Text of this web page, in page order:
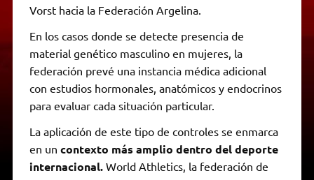
Vorst hacia la Federación Argelina.
En los casos donde se detecte presencia de
material genético masculino en mujeres, la
federación prevé una instancia médica adicional
con estudios hormonales, anatómicos y endocrinos
para evaluar cada situación particular.
La aplicación de este tipo de controles se enmarca
en un contexto más amplio dentro del deporte
internacional. World Athletics, la federación de